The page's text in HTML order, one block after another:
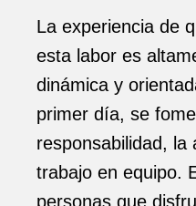
La experiencia de
esta labor es
dinámica y
primer día, se
responsabilidad, la
trabajo en equipo.
personas que